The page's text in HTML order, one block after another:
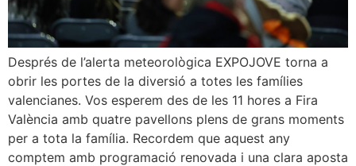
Després de l’alerta meteorològica EXPOJOVE torna a
obrir les portes de la diversió a totes les famílies
valencianes. Vos esperem des de les 11 hores a Fira
València amb quatre pavellons plens de grans moments
per a tota la família. Recordem que aquest any
comptem amb programació renovada i una clara aposta